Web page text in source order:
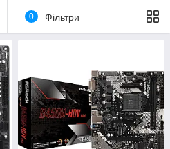
0 Фільтри